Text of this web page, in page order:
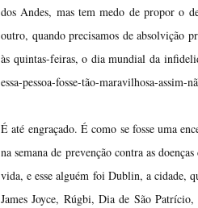
dos Andes, mas tem medo de propor o
outro, quando precisamos de absolvição
às quintas-feiras, o dia mundial da
essa-pessoa-fosse-tão-maravilhosa-
É até engraçado. É como se fosse uma
na semana de prevenção contra as
vida, e esse alguém foi Dublin, a cidade,
James Joyce, Rúgbi, Dia de São